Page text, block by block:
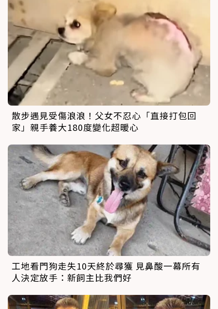
散步遇見受傷浪浪！父女不忍心「直接打包回
家」親手養大180度變化超暖心
工地看門狗走失10天終於尋獲 見鼻酸一幕所有
人決定放手：新飼主比我們好